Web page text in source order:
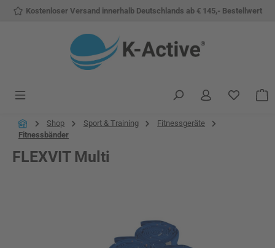
Zum Hauptinhalt springen
Kostenloser Versand innerhalb Deutschlands ab € 145,- Bestellwert
Du
Shop Sport & Training
Fitnessgeräte
Fitnessbänder
FLEXVIT Multi